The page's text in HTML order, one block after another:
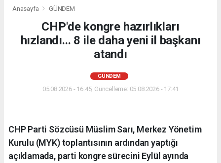
Anasayfa GÜNDEM
CHP'de kongre hazırlıkları
hızlandı... 8 ile daha yeni il başkanı
atandı
GÜNDEM
05.08.2026 - 16:45, Güncelleme: 05.08.2026 - 17:41
CHP Parti Sözcüsü Müslim Sarı, Merkez Yönetim
Kurulu (MYK) toplantısının ardından yaptığı
açıklamada, parti kongre sürecini Eylül ayında